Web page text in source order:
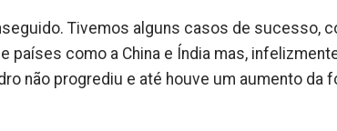
Tivemos alguns casos de sucesso,
países como a China e Índia mas,
não progrediu e até houve um aumento da